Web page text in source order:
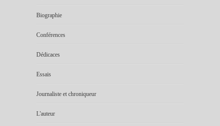
Biographie
Conférences
Dédicaces
Essais
Journaliste et chroniqueur
L'auteur